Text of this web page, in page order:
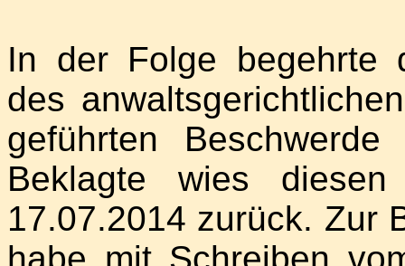
In der Folge begehrte
des
geführten
Beklagte wies
17.07.2014 zurück. Zur